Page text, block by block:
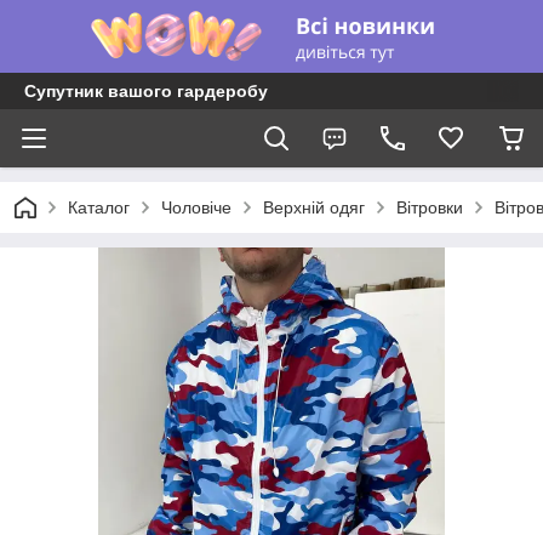
Супутник вашого гардеробу
Каталог Чоловіче Верхній одяг Вітровки